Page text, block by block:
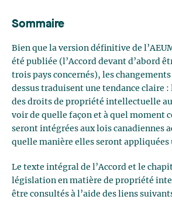
Sommaire
Bien que la version définitive de
été publiée (l’Accord devant d’abord
trois pays concernés), les
dessus traduisent une tendance claire
des droits de propriété intellectuelle au
voir de quelle façon et à quel moment
seront intégrées aux lois canadiennes
quelle manière elles seront appliquées
Le texte intégral de l’Accord et le
législation en matière de propriété
être consultés à l’aide des liens